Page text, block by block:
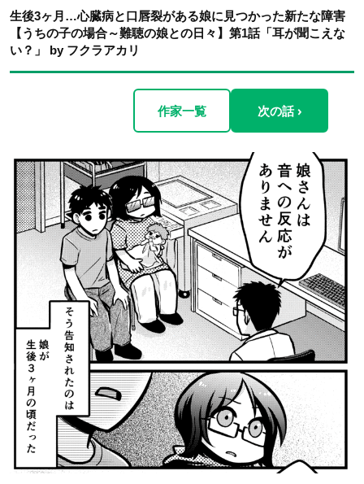
生後3ヶ月…心臓病と口唇裂がある娘に見つかった新たな障害
【うちの子の場合～難聴の娘との日々】第1話「耳が聞こえな
い？」 by フクラアカリ
作家一覧 次の話 ›